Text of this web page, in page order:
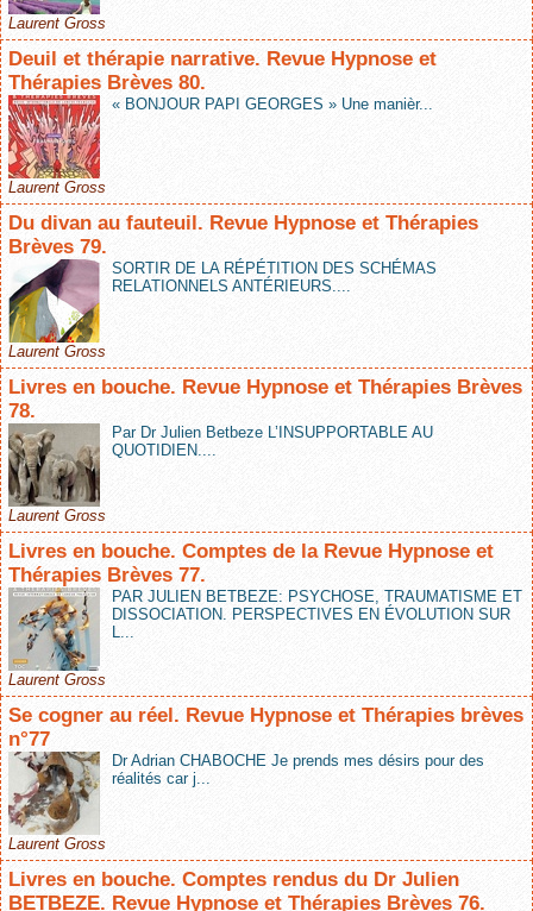
Laurent Gross
Deuil et thérapie narrative. Revue Hypnose et
Thérapies Brèves 80.
« BONJOUR PAPI GEORGES » Une manièr...
Laurent Gross
Du divan au fauteuil. Revue Hypnose et Thérapies
Brèves 79.
SORTIR DE LA RÉPÉTITION DES SCHÉMAS
RELATIONNELS ANTÉRIEURS....
Laurent Gross
Livres en bouche. Revue Hypnose et Thérapies Brèves
78.
Par Dr Julien Betbeze L’INSUPPORTABLE AU
QUOTIDIEN....
Laurent Gross
Livres en bouche. Comptes de la Revue Hypnose et
Thérapies Brèves 77.
PAR JULIEN BETBEZE: PSYCHOSE, TRAUMATISME ET
DISSOCIATION. PERSPECTIVES EN ÉVOLUTION SUR
L...
Laurent Gross
Se cogner au réel. Revue Hypnose et Thérapies brèves
n°77
Dr Adrian CHABOCHE Je prends mes désirs pour des
réalités car j...
Laurent Gross
Livres en bouche. Comptes rendus du Dr Julien
BETBEZE. Revue Hypnose et Thérapies Brèves 76.